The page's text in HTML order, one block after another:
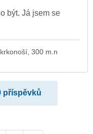
být. Já jsem se
300 m.n
příspěvků